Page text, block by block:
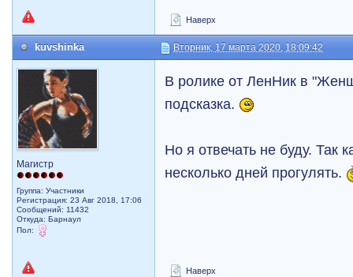
Наверх
kuvshinka Вторник, 17 марта 2020, 18:09:42
Магистр
Группа: Участники
Регистрация: 23 Авг 2018, 17:06
Сообщений: 11432
Откуда: Барнаул
Пол:
В ролике от ЛенНик в
подсказка.
Но я отвечать не буду. Так
несколько дней прогулять.
Наверх